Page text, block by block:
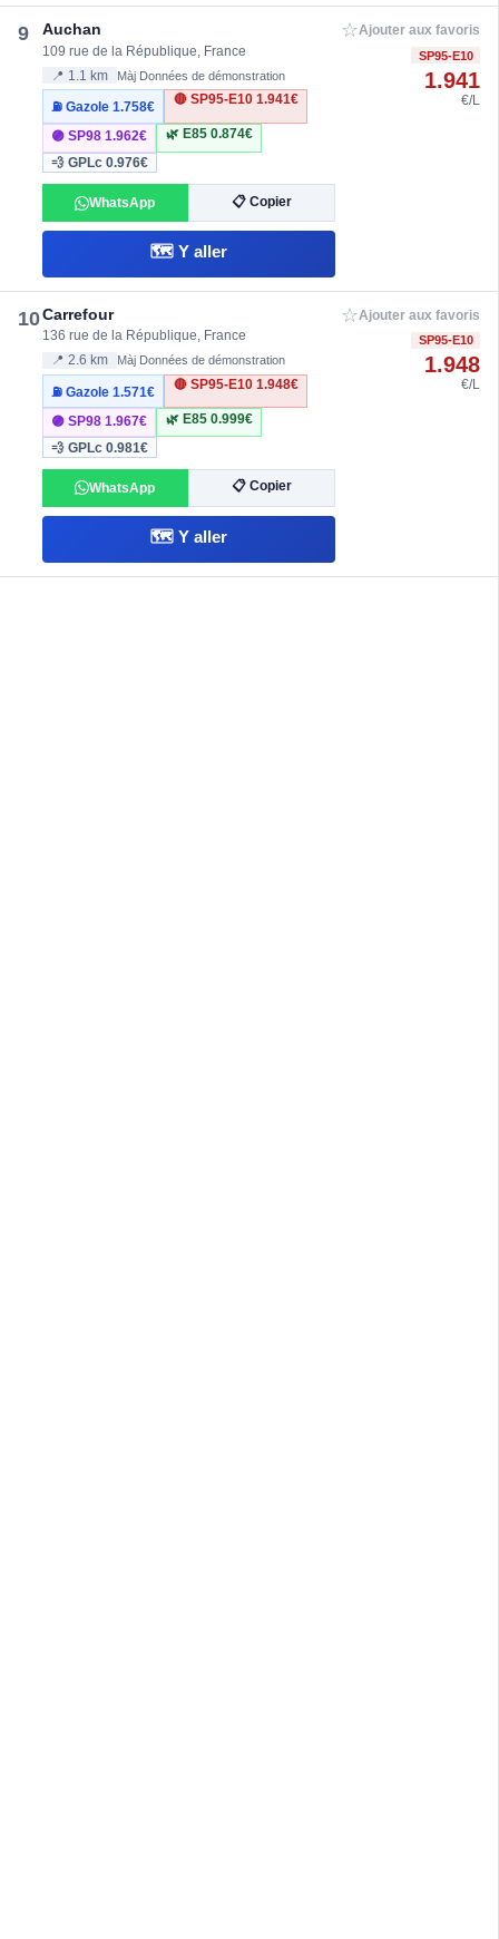
9 Auchan
109 rue de la République, France
📍 1.1 km Màj Données de démonstration
⛽ Gazole1.758€
🔴 SP95-E10 1.941€
🟣 SP981.962€ 🌿 E85 0.874€
💨 GPLc0.976€
WhatsApp 📋 Copier
🗺️ Y aller
☆Ajouter aux favoris
SP95-E10
1.941
€/L
10Carrefour
136 rue de la République, France
📍 2.6 km Màj Données de démonstration
⛽ Gazole1.571€
🔴 SP95-E10 1.948€
🟣 SP981.967€ 🌿 E85 0.999€
💨 GPLc0.981€
WhatsApp 📋 Copier
🗺️ Y aller
☆Ajouter aux favoris
SP95-E10
1.948
€/L